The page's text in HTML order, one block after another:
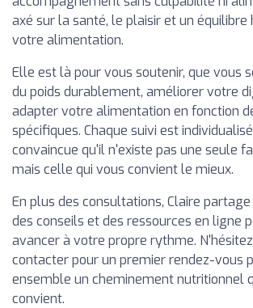
axé sur la santé, le plaisir et un équilibre
votre alimentation.
Elle est là pour vous soutenir, que vous
du poids durablement, améliorer votre
adapter votre alimentation en fonction
spécifiques. Chaque suivi est
convaincue qu'il n'existe pas une seule
mais celle qui vous convient le mieux.
En plus des consultations, Claire
des conseils et des ressources en ligne
avancer à votre propre rythme.
contacter pour un premier rendez-vous
ensemble un cheminement nutritionnel
convient.